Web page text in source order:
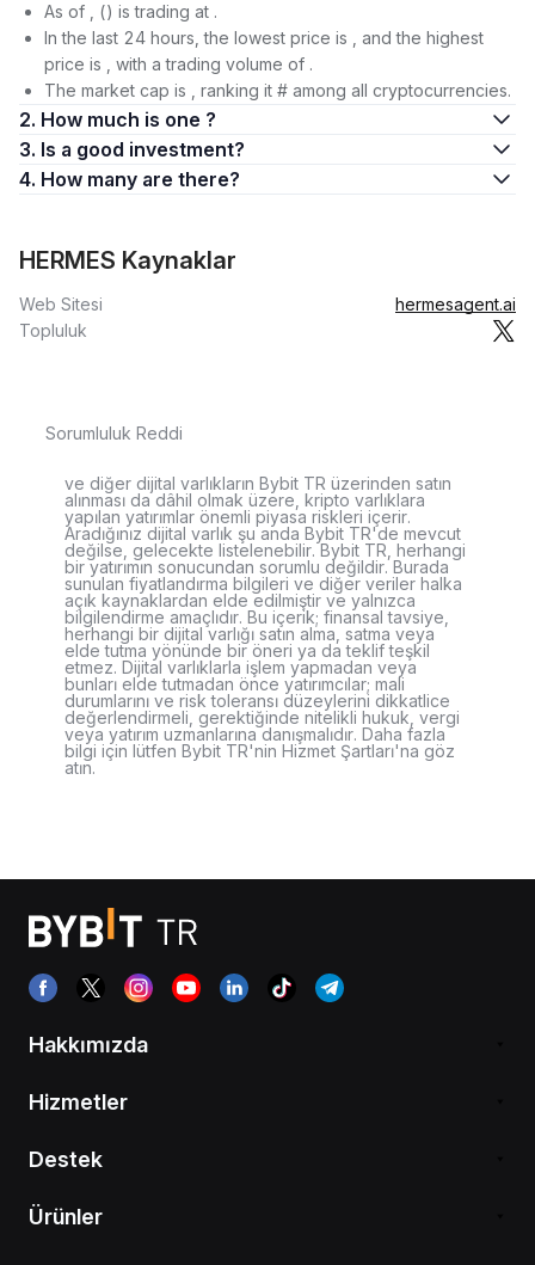
As of , () is trading at .
In the last 24 hours, the lowest price is , and the highest
price is , with a trading volume of .
The market cap is , ranking it # among all cryptocurrencies.
2. How much is one ?
3. Is a good investment?
4. How many are there?
HERMES Kaynaklar
Web Sitesi
hermesagent.ai
Topluluk
Sorumluluk Reddi
ve diğer dijital varlıkların Bybit TR üzerinden satın
alınması da dâhil olmak üzere, kripto varlıklara
yapılan yatırımlar önemli piyasa riskleri içerir.
Aradığınız dijital varlık şu anda Bybit TR'de mevcut
değilse, gelecekte listelenebilir. Bybit TR, herhangi
bir yatırımın sonucundan sorumlu değildir. Burada
sunulan fiyatlandırma bilgileri ve diğer veriler halka
açık kaynaklardan elde edilmiştir ve yalnızca
bilgilendirme amaçlıdır. Bu içerik; finansal tavsiye,
herhangi bir dijital varlığı satın alma, satma veya
elde tutma yönünde bir öneri ya da teklif teşkil
etmez. Dijital varlıklarla işlem yapmadan veya
bunları elde tutmadan önce yatırımcılar; mali
durumlarını ve risk toleransı düzeylerini dikkatlice
değerlendirmeli, gerektiğinde nitelikli hukuk, vergi
veya yatırım uzmanlarına danışmalıdır. Daha fazla
bilgi için lütfen Bybit TR'nin Hizmet Şartları'na göz
atın.
Hakkımızda
Hizmetler
Destek
Ürünler